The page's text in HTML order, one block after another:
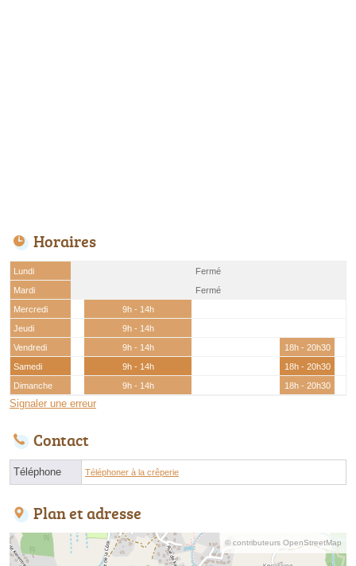
Horaires
Lundi
Fermé
Mardi
Fermé
Mercredi
9h - 14h
Jeudi
9h - 14h
Vendredi
9h - 14h
18h - 20h30
Samedi
9h - 14h
18h - 20h30
Dimanche
9h - 14h 18h - 20h30
Signaler une erreur
Contact
Téléphone Téléphoner à la crêperie
Plan et adresse
© contributeurs OpenStreetMap